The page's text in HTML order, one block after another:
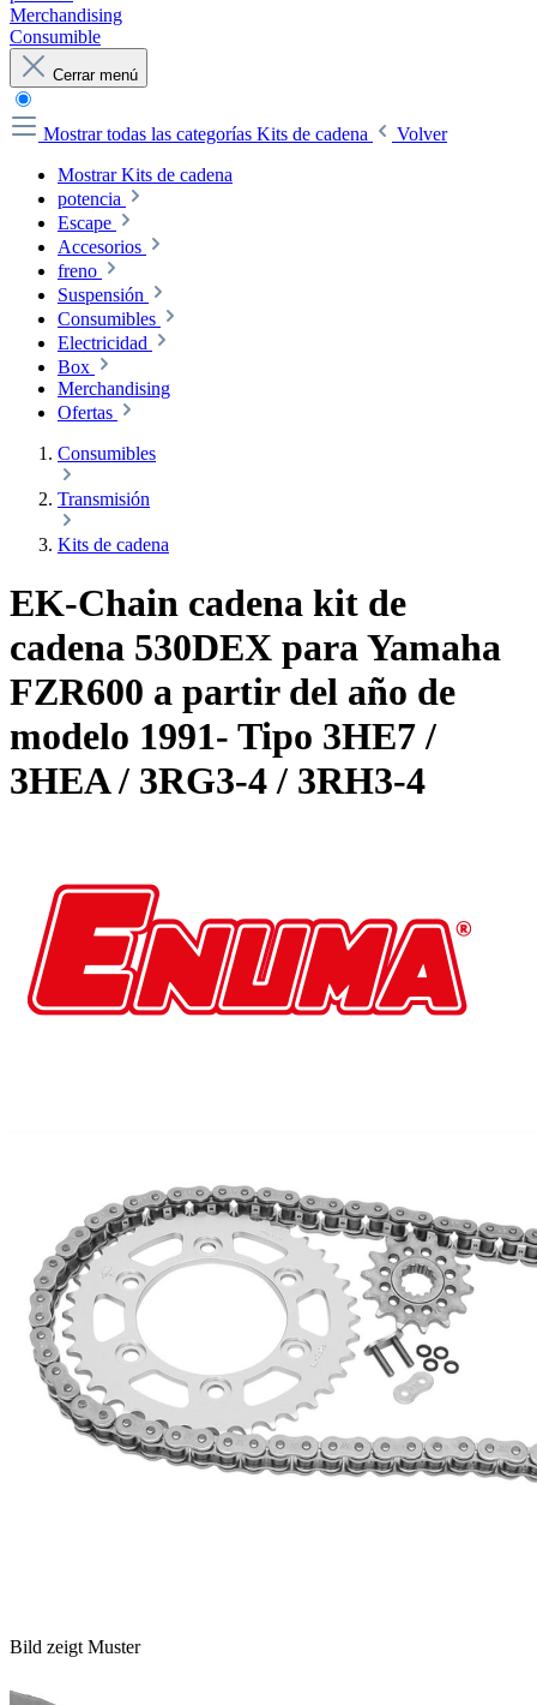
Merchandising
Consumible
Cerrar menú
Mostrar todas las categorías Kits de cadena
Volver
Mostrar Kits de cadena
potencia
Escape
Accesorios
freno
Suspensión
Consumibles
Electricidad
Box
Merchandising
Ofertas
Consumibles
Transmisión
Kits de cadena
EK-Chain cadena kit de
cadena 530DEX para Yamaha
FZR600 a partir del año de
modelo 1991- Tipo 3HE7 /
3HEA / 3RG3-4 / 3RH3-4
Bild zeigt Muster